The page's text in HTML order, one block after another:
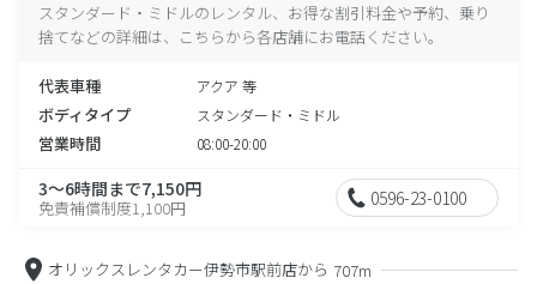
スタンダード・ミドルのレンタル、お得な割引料金や予約、乗り
捨てなどの詳細は、こちらから各店舗にお電話ください。
代表車種 アクア 等
ボディタイプ スタンダード・ミドル
営業時間 08:00-20:00
3～6時間まで7,150円
免責補償制度1,100円 0596-23-0100
オリックスレンタカー伊勢市駅前店から 707m